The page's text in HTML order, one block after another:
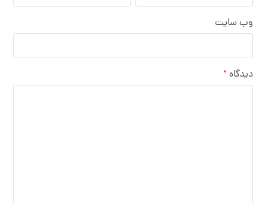
وب‌ سایت
دیدگاه *